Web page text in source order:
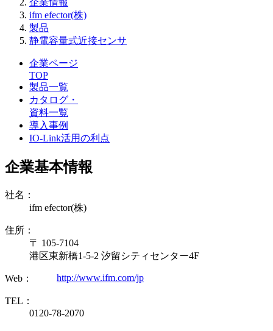
企業情報
ifm efector(株)
製品
静電容量式近接センサ
企業ページ
TOP
製品一覧
カタログ・
資料一覧
導入事例
IO-Link活用の利点
企業基本情報
社名：
ifm efector(株)
住所：
〒 105-7104
港区東新橋1-5-2 汐留シティセンター4F
Web： http://www.ifm.com/jp
TEL：
0120-78-2070